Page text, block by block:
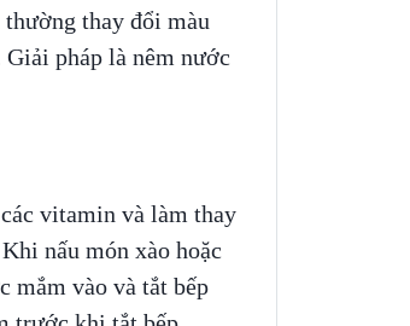
thường thay đổi màu
pháp là nêm nước
vitamin và làm thay
nấu món xào hoặc
mắm vào và tắt bếp